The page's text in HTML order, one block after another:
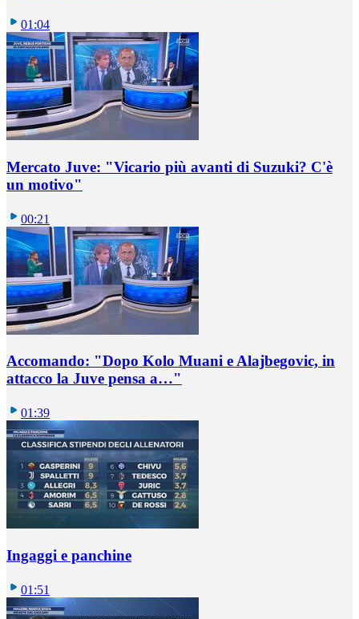
01:04
Mercato Juve: "Vicario più avanti di Suzuki? C'è
un motivo"
00:21
Accomando: "Dopo Kolo Muani e Alajbegovic, in
attacco la Juve pensa a…"
01:39
Ingaggi e panchine
01:51